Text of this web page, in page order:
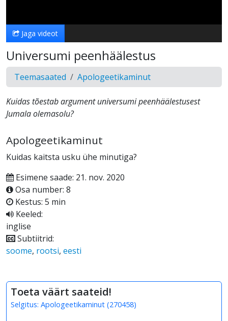
Jaga videot
Universumi peenhäälestus
Teemasaated Apologeetikaminut
Kuidas tõestab argument universumi peenhäälestusest
Jumala olemasolu?
Apologeetikaminut
Kuidas kaitsta usku ühe minutiga?
Esimene saade: 21. nov. 2020
Osa number: 8
Kestus: 5 min
Keeled:
inglise
Subtiitrid:
soome, rootsi, eesti
Toeta väärt saateid!
Selgitus: Apologeetikaminut (270458)